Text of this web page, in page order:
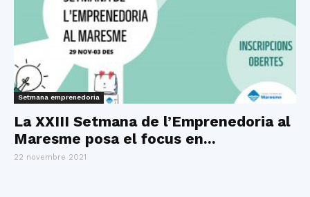
Setmana emprenedoria
La XXIII Setmana de l’Emprenedoria al
Maresme posa el focus en...
22 novembre 2021